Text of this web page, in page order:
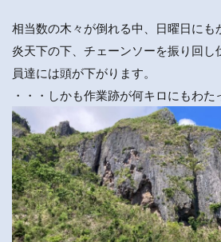
相当数の木々が倒れる中、日曜日にも
炎天下の下、チェーンソーを振り回し
員達には頭が下がります。
・・・しかも作業跡が何キロにもわた